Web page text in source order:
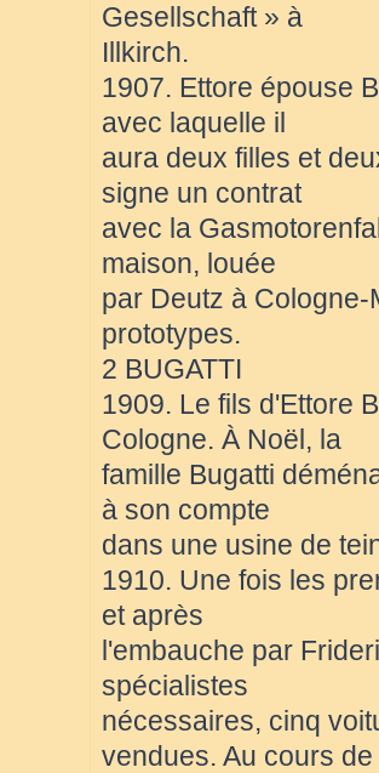
Gesellschaft » à
Illkirch.
1907. Ettore épouse
avec laquelle il
aura deux filles et
signe un contrat
avec la
maison, louée
par Deutz à
prototypes.
2 BUGATTI
1909. Le fils d'Ettore
Cologne. À Noël, la
famille Bugatti
à son compte
dans une usine de
1910. Une fois les
et après
l'embauche par
spécialistes
nécessaires, cinq
vendues. Au cours de